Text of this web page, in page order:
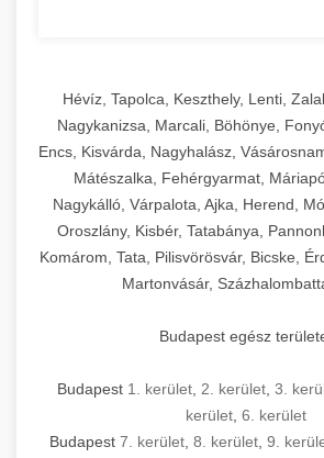
Hévíz, Tapolca, Keszthely, Lenti,
Nagykanizsa, Marcali, Böhönye,
Encs, Kisvárda, Nagyhalász,
Mátészalka, Fehérgyarmat,
Nagykálló, Várpalota, Ajka, Herend,
Oroszlány, Kisbér, Tatabánya,
Komárom, Tata, Pilisvörösvár, Bicske,
Martonvásár,
Budapest egész
Budapest 1. kerület 2. kerület 3.
kerület 6. kerület
Budapest 7. kerület, 8. kerület, 9.